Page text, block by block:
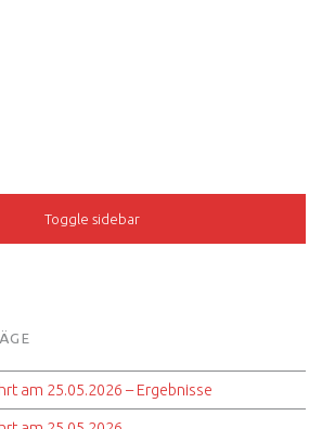
Toggle sidebar
am 25.05.2026 – Ergebnisse